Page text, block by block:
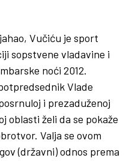
Vučiću je sport
sopstvene vladavine i
noći 2012.
Vlade
i prezaduženoj
oblasti želi da se pokaže
Valja se ovom
(državni) odnos prema